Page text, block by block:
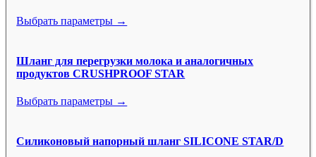
Выбрать параметры →
Шланг для перегрузки молока и аналогичных
продуктов CRUSHPROOF STAR
Выбрать параметры →
Силиконовый напорный шланг SILICONE STAR/D